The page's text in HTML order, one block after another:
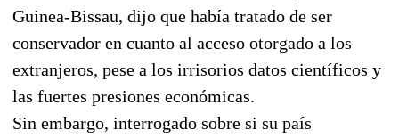
Guinea-Bissau, dijo que había tratado de ser
conservador en cuanto al acceso otorgado a los
extranjeros, pese a los irrisorios datos científicos y
las fuertes presiones económicas.
Sin embargo, interrogado sobre si su país